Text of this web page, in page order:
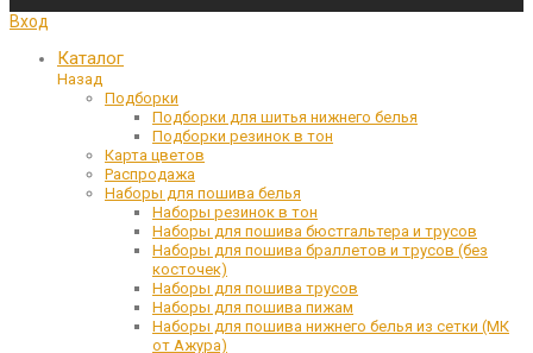
Вход
Каталог
Назад
Подборки
Подборки для шитья нижнего белья
Подборки резинок в тон
Карта цветов
Распродажа
Наборы для пошива белья
Наборы резинок в тон
Наборы для пошива бюстгальтера и трусов
Наборы для пошива браллетов и трусов (без
косточек)
Наборы для пошива трусов
Наборы для пошива пижам
Наборы для пошива нижнего белья из сетки (МК
от Ажура)